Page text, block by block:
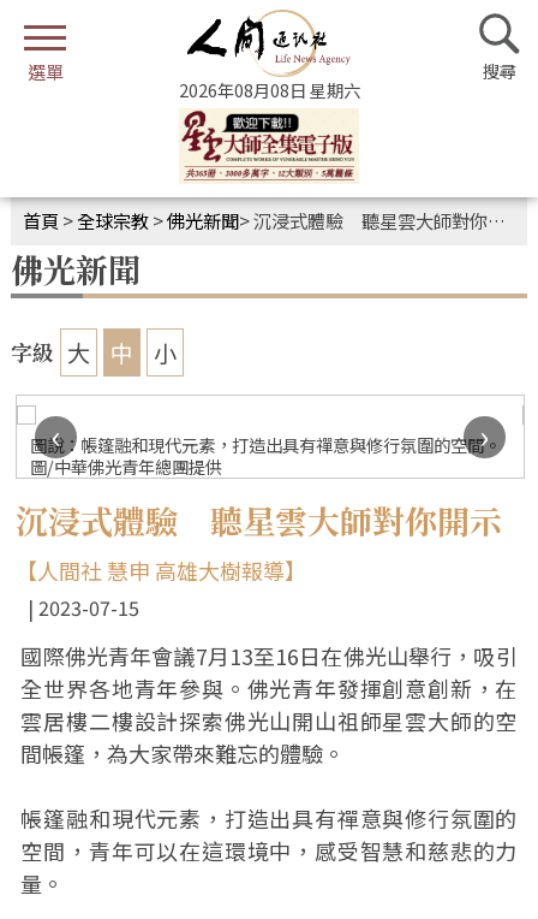
2026年08月08日 星期六
首頁 >全球宗教>佛光新聞>沉浸式體驗 聽星雲大師對你開示
佛光新聞
字級 大 中 小
圖說：帳篷融和現代元素，打造出具有禪意與修行氛圍的空間。
圖/中華佛光青年總團提供
‹
›
沉浸式體驗 聽星雲大師對你開示
【人間社 慧申 高雄大樹報導】
2023-07-15
國際佛光青年會議7月13至16日在佛光山舉行，吸引
全世界各地青年參與。佛光青年發揮創意創新，在
雲居樓二樓設計探索佛光山開山祖師星雲大師的空
間帳篷，為大家帶來難忘的體驗。
帳篷融和現代元素，打造出具有禪意與修行氛圍的
空間，青年可以在這環境中，感受智慧和慈悲的力
量。